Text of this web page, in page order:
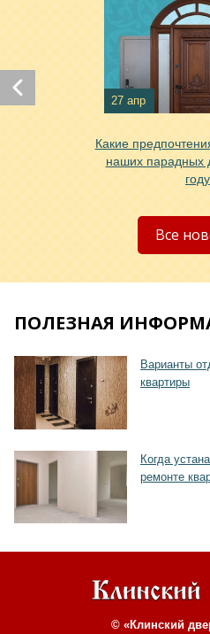
Хочу такую
27 апр
Какие
наших парадных
году
Все
ПОЛЕЗНАЯ
Варианты
квартиры
Когда
ремонте
© «Клинский